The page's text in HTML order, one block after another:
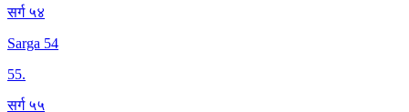
सर्ग ५४
Sarga 54
55.
सर्ग ५५